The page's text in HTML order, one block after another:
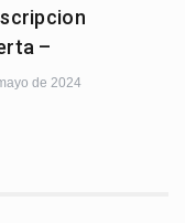
–
de 2024